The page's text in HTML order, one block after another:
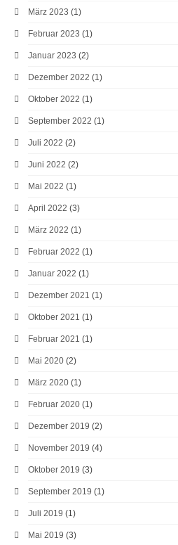
März 2023 (1)
Februar 2023 (1)
Januar 2023 (2)
Dezember 2022 (1)
Oktober 2022 (1)
September 2022 (1)
Juli 2022 (2)
Juni 2022 (2)
Mai 2022 (1)
April 2022 (3)
März 2022 (1)
Februar 2022 (1)
Januar 2022 (1)
Dezember 2021 (1)
Oktober 2021 (1)
Februar 2021 (1)
Mai 2020 (2)
März 2020 (1)
Februar 2020 (1)
Dezember 2019 (2)
November 2019 (4)
Oktober 2019 (3)
September 2019 (1)
Juli 2019 (1)
Mai 2019 (3)